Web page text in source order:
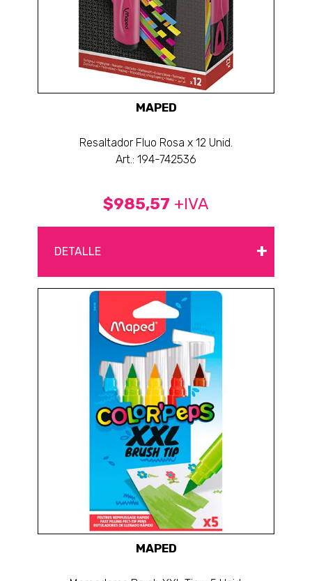
MAPED
Resaltador Fluo Rosa x 12 Unid.
Art.: 194-742536
$985,57 +IVA
DETALLE +
MAPED